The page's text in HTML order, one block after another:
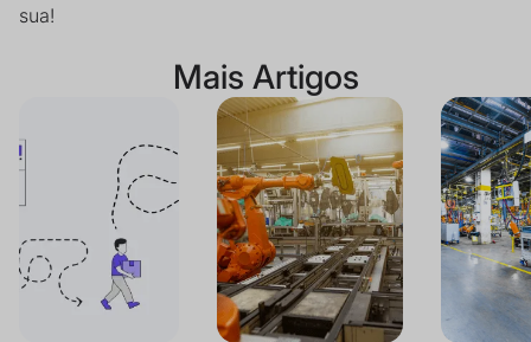
sua!
Mais Artigos